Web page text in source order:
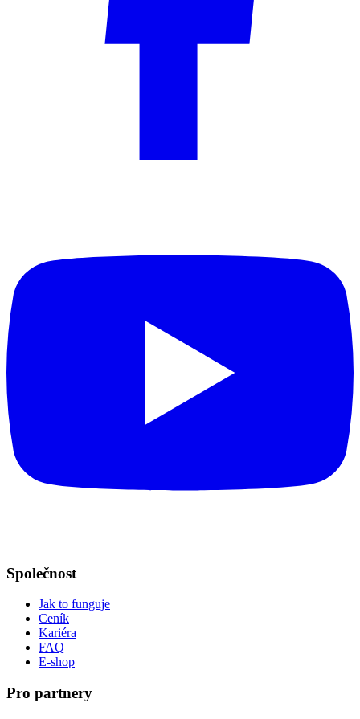
Společnost
Jak to funguje
Ceník
Kariéra
FAQ
E-shop
Pro partnery